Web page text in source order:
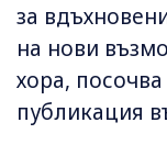
за
на нови
хора,
публикация